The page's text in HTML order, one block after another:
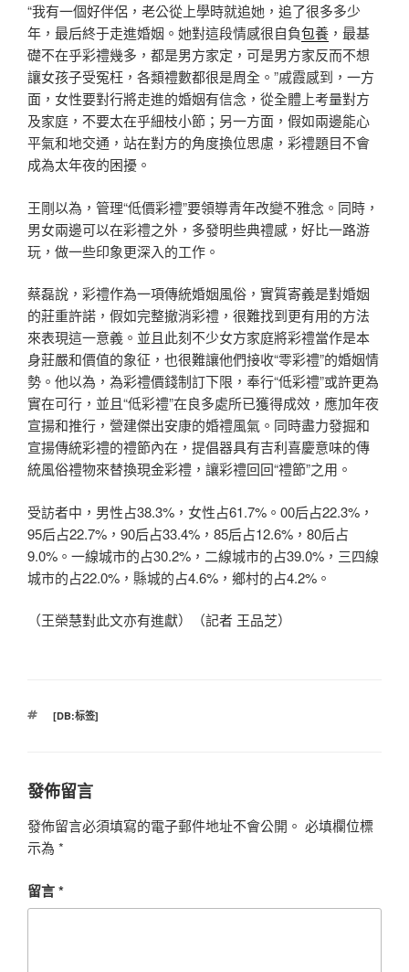
“我有一個好伴侶，老公從上學時就追她，追了很多多少
年，最后終于走進婚姻。她對這段情感很自負包養 ，最基
礎不在乎彩禮幾多，都是男方家定，可是男方家反而不想
讓女孩子受冤枉，各類禮數都很是周全。”戚霞感到，一方
面，女性要對行將走進的婚姻有信念，從全體上考量對方
及家庭，不要太在乎細枝小節；另一方面，假如兩邊能心
平氣和地交通，站在對方的角度換位思慮，彩禮題目不會
成為太年夜的困擾。
王剛以為，管理“低價彩禮”要領導青年改變不雅念。同時，
男女兩邊可以在彩禮之外，多發明些典禮感，好比一路游
玩，做一些印象更深入的工作。
蔡磊說，彩禮作為一項傳統婚姻風俗，實質寄義是對婚姻
的莊重許諾，假如完整撤消彩禮，很難找到更有用的方法
來表現這一意義。並且此刻不少女方家庭將彩禮當作是本
身莊嚴和價值的象征，也很難讓他們接收“零彩禮”的婚姻情
勢。他以為，為彩禮價錢制訂下限，奉行“低彩禮”或許更為
實在可行，並且“低彩禮”在良多處所已獲得成效，應加年夜
宣揚和推行，營建傑出安康的婚禮風氣。同時盡力發掘和
宣揚傳統彩禮的禮節內在，提倡器具有吉利喜慶意味的傳
統風俗禮物來替換現金彩禮，讓彩禮回回“禮節”之用。
受訪者中，男性占38.3%，女性占61.7%。00后占22.3%，
95后占22.7%，90后占33.4%，85后占12.6%，80后占
9.0%。一線城市的占30.2%，二線城市的占39.0%，三四線
城市的占22.0%，縣城的占4.6%，鄉村的占4.2%。
（王榮慧對此文亦有進獻）（記者 王品芝）
標
[DB:标签]
發佈留言
發佈留言必須填寫的電子郵件地址不會公開。 必填欄位標
示為 *
留言*